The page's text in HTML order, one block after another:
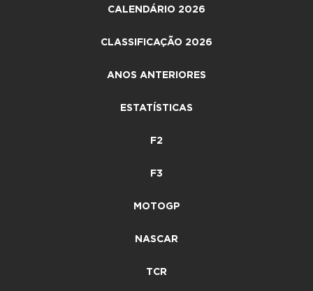
CALENDÁRIO 2026
CLASSIFICAÇÃO 2026
ANOS ANTERIORES
ESTATÍSTICAS
F2
F3
MOTOGP
NASCAR
TCR